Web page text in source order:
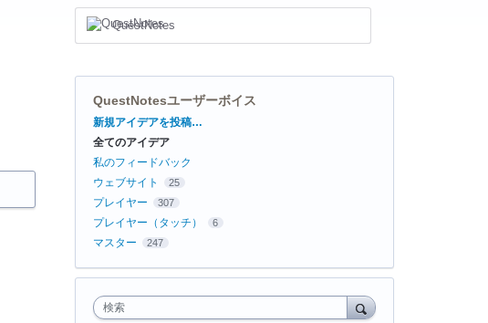
QuestNotes
QuestNotesユーザーボイス
カ
テ
ゴ
新規アイデアを投稿…
全てのアイデア
私のフィードバック
ウェブサイト
25
プレイヤー 307
プレイヤー（タッチ） 6
マスター 247
検索